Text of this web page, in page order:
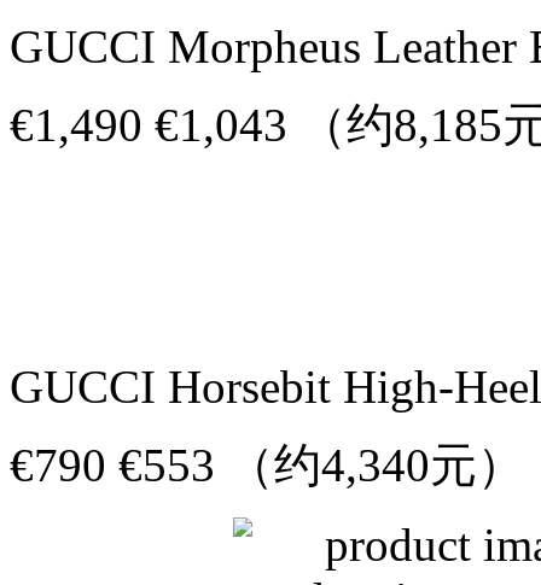
GUCCI Morpheus Leather
€1,490 €1,043 （约8,185
GUCCI Horsebit High-
€790 €553 （约4,340元）